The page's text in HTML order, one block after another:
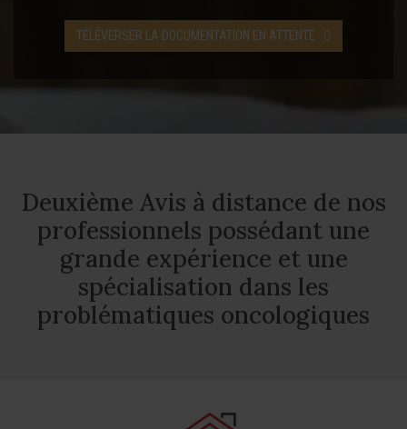
TÉLÉVERSER LA DOCUMENTATION EN ATTENTE
Deuxième Avis à distance de nos
professionnels possédant une
grande expérience et une
spécialisation dans les
problématiques oncologiques